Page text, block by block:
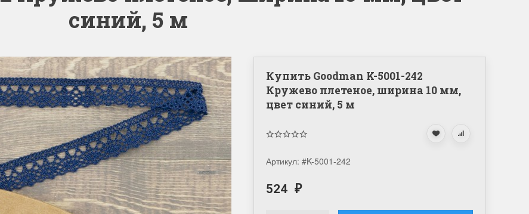
синий, 5 м
Купить Goodman K-5001-242
Кружево плетеное, ширина 10 мм,
цвет синий, 5 м
Артикул: #K-5001-242
524 ₽